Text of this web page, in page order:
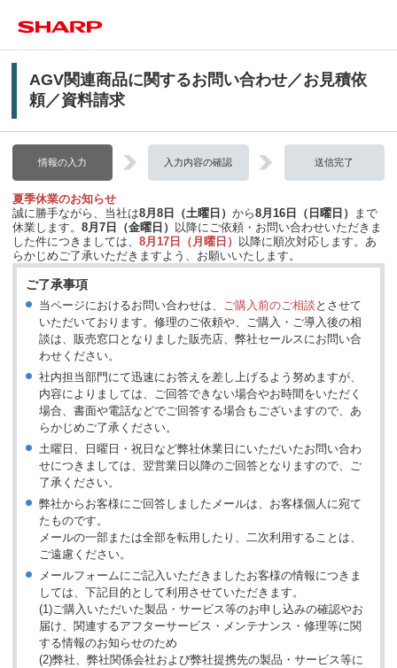
AGV関連商品に関するお問い合わせ／お見積依
頼／資料請求
情報の入力 入力内容の確認 送信完了
夏季休業のお知らせ
誠に勝手ながら、当社は8月8日（土曜日） から8月16日（日曜日）
まで
休業します。 8月7日（金曜日）
以降にご依頼・お問い合わせいただきま
した件につきましては、 8月17日（月曜日）
以降に順次対応します。あ
らかじめご了承いただきますよう、お願いいたします。
ご了承事項
当ページにおけるお問い合わせは、 ご購入前のご相談 とさせて
いただいております。修理のご依頼や、ご購入・ご導入後の相
談は、販売窓口となりました販売店、弊社セールスにお問い合
わせください。
社内担当部門にて迅速にお答えを差し上げるよう努めますが、
内容によりましては、ご回答できない場合やお時間をいただく
場合、書面や電話などでご回答する場合もございますので、あ
らかじめご了承ください。
土曜日、日曜日・祝日など弊社休業日にいただいたお問い合わ
せにつきましては、翌営業日以降のご回答となりますので、ご
了承ください。
弊社からお客様にご回答しましたメールは、お客様個人に宛て
たものです。
メールの一部または全部を転用したり、二次利用することは、
ご遠慮ください。
メールフォームにご記入いただきましたお客様の情報につきま
しては、下記目的として利用させていただきます。
(1)ご購入いただいた製品・サービス等のお申し込みの確認やお
届け、関連するアフターサービス・メンテナンス・修理等に関
する情報のお知らせのため
(2)弊社、弊社関係会社および弊社提携先の製品・サービス等に